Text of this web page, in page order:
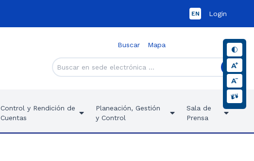
EN Login
Buscar Mapa
Control y Rendición de
Cuentas
Planeación, Gestión
y Control
Sala de
Prensa